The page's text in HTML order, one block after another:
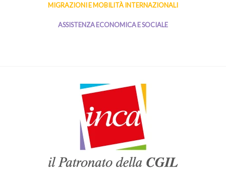
MIGRAZIONI E MOBILITÀ INTERNAZIONALI
ASSISTENZA ECONOMICA E SOCIALE